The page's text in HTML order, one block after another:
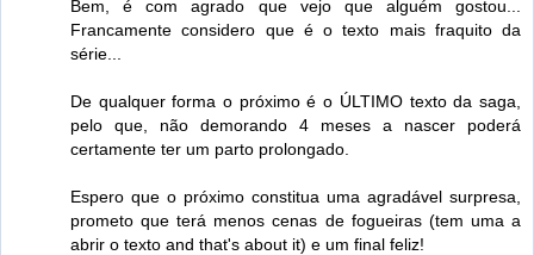
Bem, é com agrado que vejo que alguém gostou...
Francamente considero que é o texto mais fraquito da
série...
De qualquer forma o próximo é o ÚLTIMO texto da saga,
pelo que, não demorando 4 meses a nascer poderá
certamente ter um parto prolongado.
Espero que o próximo constitua uma agradável surpresa,
prometo que terá menos cenas de fogueiras (tem uma a
abrir o texto and that's about it) e um final feliz!